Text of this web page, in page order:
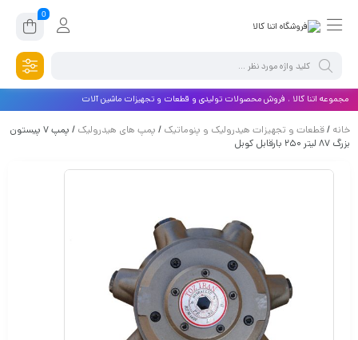
0
مجموعه اتنا کالا ، فروش محصولات تولیدی و قطعات و تجهیزات ماشین آلات
خانه /قطعات و تجهیزات هیدرولیک و پنوماتیک / پمپ های هیدرولیک
/ پمپ ۷ پیستون
بزرگ ۸۷ لیتر ۲۵۰ بارقابل کوبل